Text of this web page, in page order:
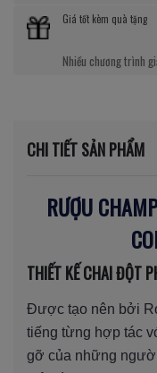
Giá tốt kèm quà tặng
Nhiều chương trình
CHI TIẾT SẢN PHẨM
RƯỢU
THIẾT KẾ CHAI ĐỘT
Được tạo nên bởi
tiếng từng hợp tác
gỡ của những